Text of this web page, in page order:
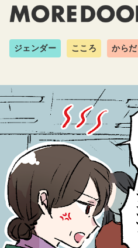
ジェンダー こころ からだ